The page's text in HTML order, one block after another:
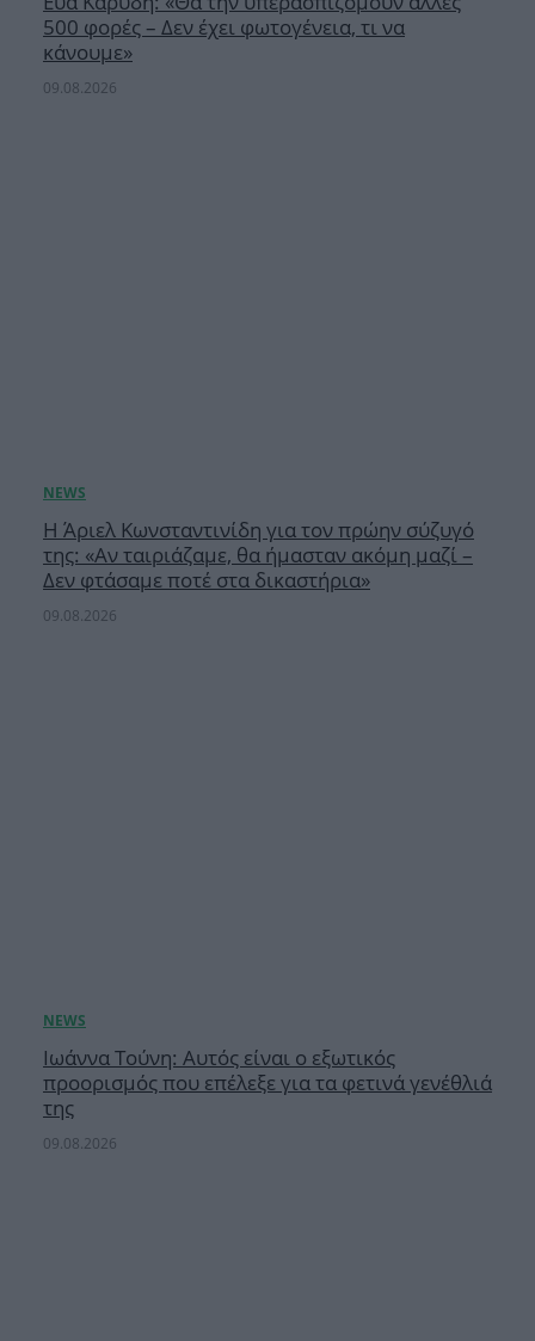
500 φορές – Δεν έχει φωτογένεια, τι να
κάνουμε»
09.08.2026
Η Άριελ Κωνσταντινίδη για τον πρώην σύζυγό
της: «Αν ταιριάζαμε, θα ήμασταν ακόμη μαζί –
Δεν φτάσαμε ποτέ στα δικαστήρια»
09.08.2026
Ιωάννα Τούνη: Αυτός είναι ο εξωτικός
προορισμός που επέλεξε για τα φετινά γενέθλιά
της
09.08.2026